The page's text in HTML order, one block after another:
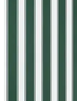
Balkon Sehpa
Detaylı İnceleme
Balkon sehpa
detayları ve modeller
Mevcut veriler
Boss Concept
Takımı